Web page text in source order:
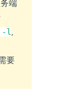
端
-l ,
要